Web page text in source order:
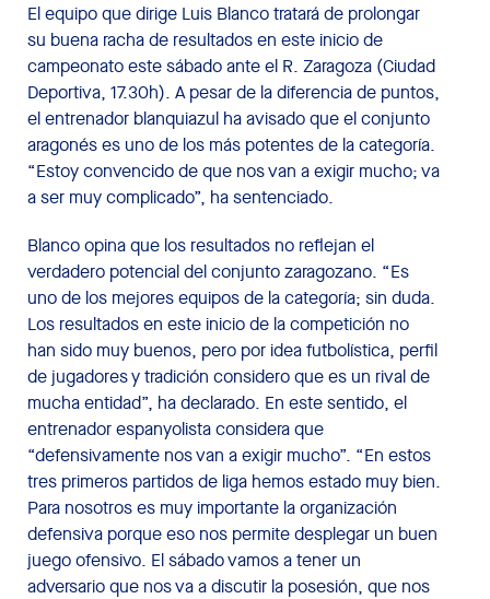
El equipo que dirige Luis Blanco tratará de prolongar
su buena racha de resultados en este inicio de
campeonato este sábado ante el R. Zaragoza (Ciudad
Deportiva, 17.30h). A pesar de la diferencia de puntos,
el entrenador blanquiazul ha avisado que el conjunto
aragonés es uno de los más potentes de la categoría.
“Estoy convencido de que nos van a exigir mucho; va
a ser muy complicado”, ha sentenciado.
Blanco opina que los resultados no reflejan el
verdadero potencial del conjunto zaragozano. “Es
uno de los mejores equipos de la categoría; sin duda.
Los resultados en este inicio de la competición no
han sido muy buenos, pero por idea futbolística, perfil
de jugadores y tradición considero que es un rival de
mucha entidad”, ha declarado. En este sentido, el
entrenador espanyolista considera que
“defensivamente nos van a exigir mucho”. “En estos
tres primeros partidos de liga hemos estado muy bien.
Para nosotros es muy importante la organización
defensiva porque eso nos permite desplegar un buen
juego ofensivo. El sábado vamos a tener un
adversario que nos va a discutir la posesión, que nos